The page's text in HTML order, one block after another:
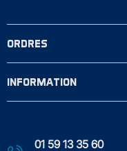
01 59 13 35 60
ORDRES
INFORMATION